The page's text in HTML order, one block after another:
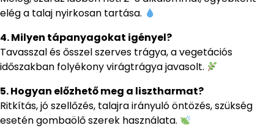
elég a talaj nyirkosan tartása.
4. Milyen tápanyagokat igényel?
Tavasszal és ősszel szerves trágya, a vegetációs
időszakban folyékony virágtrágya javasolt.
5. Hogyan előzhető meg a lisztharmat?
Ritkítás, jó szellőzés, talajra irányuló öntözés, szükség
esetén gombaölő szerek használata.